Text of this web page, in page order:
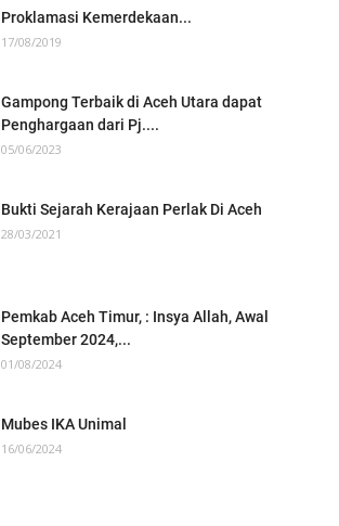
Proklamasi Kemerdekaan...
17/08/2019
Gampong Terbaik di Aceh Utara dapat
Penghargaan dari Pj....
05/06/2023
Bukti Sejarah Kerajaan Perlak Di Aceh
28/03/2021
Pemkab Aceh Timur, : Insya Allah, Awal
September 2024,...
01/08/2024
Mubes IKA Unimal
16/06/2024